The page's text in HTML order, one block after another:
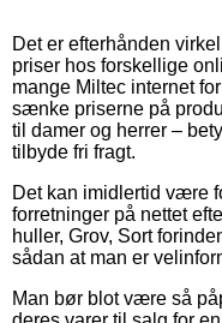
Det er efterhånden
priser hos forskellige
mange Miltec internet
sænke priserne på
til damer og herrer –
tilbyde fri fragt.
Det kan imidlertid være
forretninger på nettet
huller, Grov, Sort
sådan at man er
Man bør blot være så